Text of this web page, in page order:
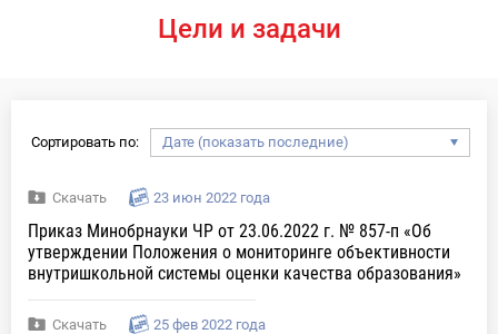
Цели и задачи
Сортировать по:
Скачать 23 июн 2022 года
Приказ Минобрнауки ЧР от 23.06.2022 г. № 857-п «Об
утверждении Положения о мониторинге объективности
внутришкольной системы оценки качества образования»
Скачать 25 фев 2022 года